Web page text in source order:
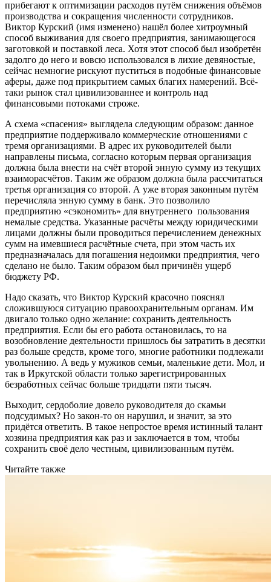
прибегают к оптимизации расходов путём снижения объёмов
производства и сокращения численности сотрудников.
Виктор Курский (имя изменено) нашёл более хитроумный
способ выживания для своего предприятия, занимающегося
заготовкой и поставкой леса. Хотя этот способ был изобретён
задолго до него и вовсю использовался в лихие девяностые,
сейчас немногие рискуют пуститься в подобные финансовые
аферы, даже под прикрытием самых благих намерений. Всё-
таки рынок стал цивилизованнее и контроль над
финансовыми потоками строже.
А схема «спасения» выглядела следующим образом: данное
предприятие поддерживало коммерческие отношениями с
тремя организациями. В адрес их руководителей были
направлены письма, согласно которым первая организация
должна была внести на счёт второй энную сумму из текущих
взаиморасчётов. Таким же образом должна была рассчитаться
третья организация со второй. А уже вторая законным путём
перечисляла энную сумму в банк. Это позволило
предприятию «сэкономить» для внутреннего пользования
немалые средства. Указанные расчёты между юридическими
лицами должны были проводиться перечислением денежных
сумм на имевшиеся расчётные счета, при этом часть их
предназначалась для погашения недоимки предприятия, чего
сделано не было. Таким образом был причинён ущерб
бюджету РФ.
Надо сказать, что Виктор Курский красочно пояснял
сложившуюся ситуацию правоохранительным органам. Им
двигало только одно желание: сохранить деятельность
предприятия. Если бы его работа остановилась, то на
возобновление деятельности пришлось бы затратить в десятки
раз больше средств, кроме того, многие работники подлежали
увольнению. А ведь у мужиков семьи, маленькие дети. Мол, и
так в Иркутской области только зарегистрированных
безработных сейчас больше тридцати пяти тысяч.
Выходит, сердоболие довело руководителя до скамьи
подсудимых? Но закон-то он нарушил, и значит, за это
придётся ответить. В такое непростое время истинный талант
хозяина предприятия как раз и заключается в том, чтобы
сохранить своё дело честным, цивилизованным путём.
Читайте также